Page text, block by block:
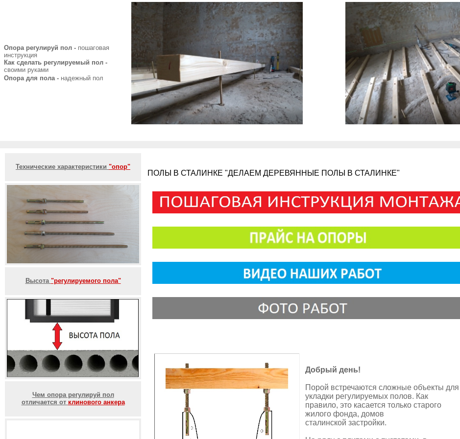
Опора регулируй пол - пошаговая
инструкция
Как сделать регулируемый пол -
своими руками
Опора для пола - надежный пол
Технические характеристики "опор"
Высота "регулируемого пола"
Чем опора регулируй пол
отличается от клинового анкера
ПОЛЫ В СТАЛИНКЕ "ДЕЛАЕМ ДЕРЕВЯННЫЕ ПОЛЫ В СТАЛИНКЕ"
Добрый день!
Порой встречаются сложные объекты для
укладки регулируемых полов. Как
правило, это касается только старого
жилого фонда, домов
сталинской застройки.